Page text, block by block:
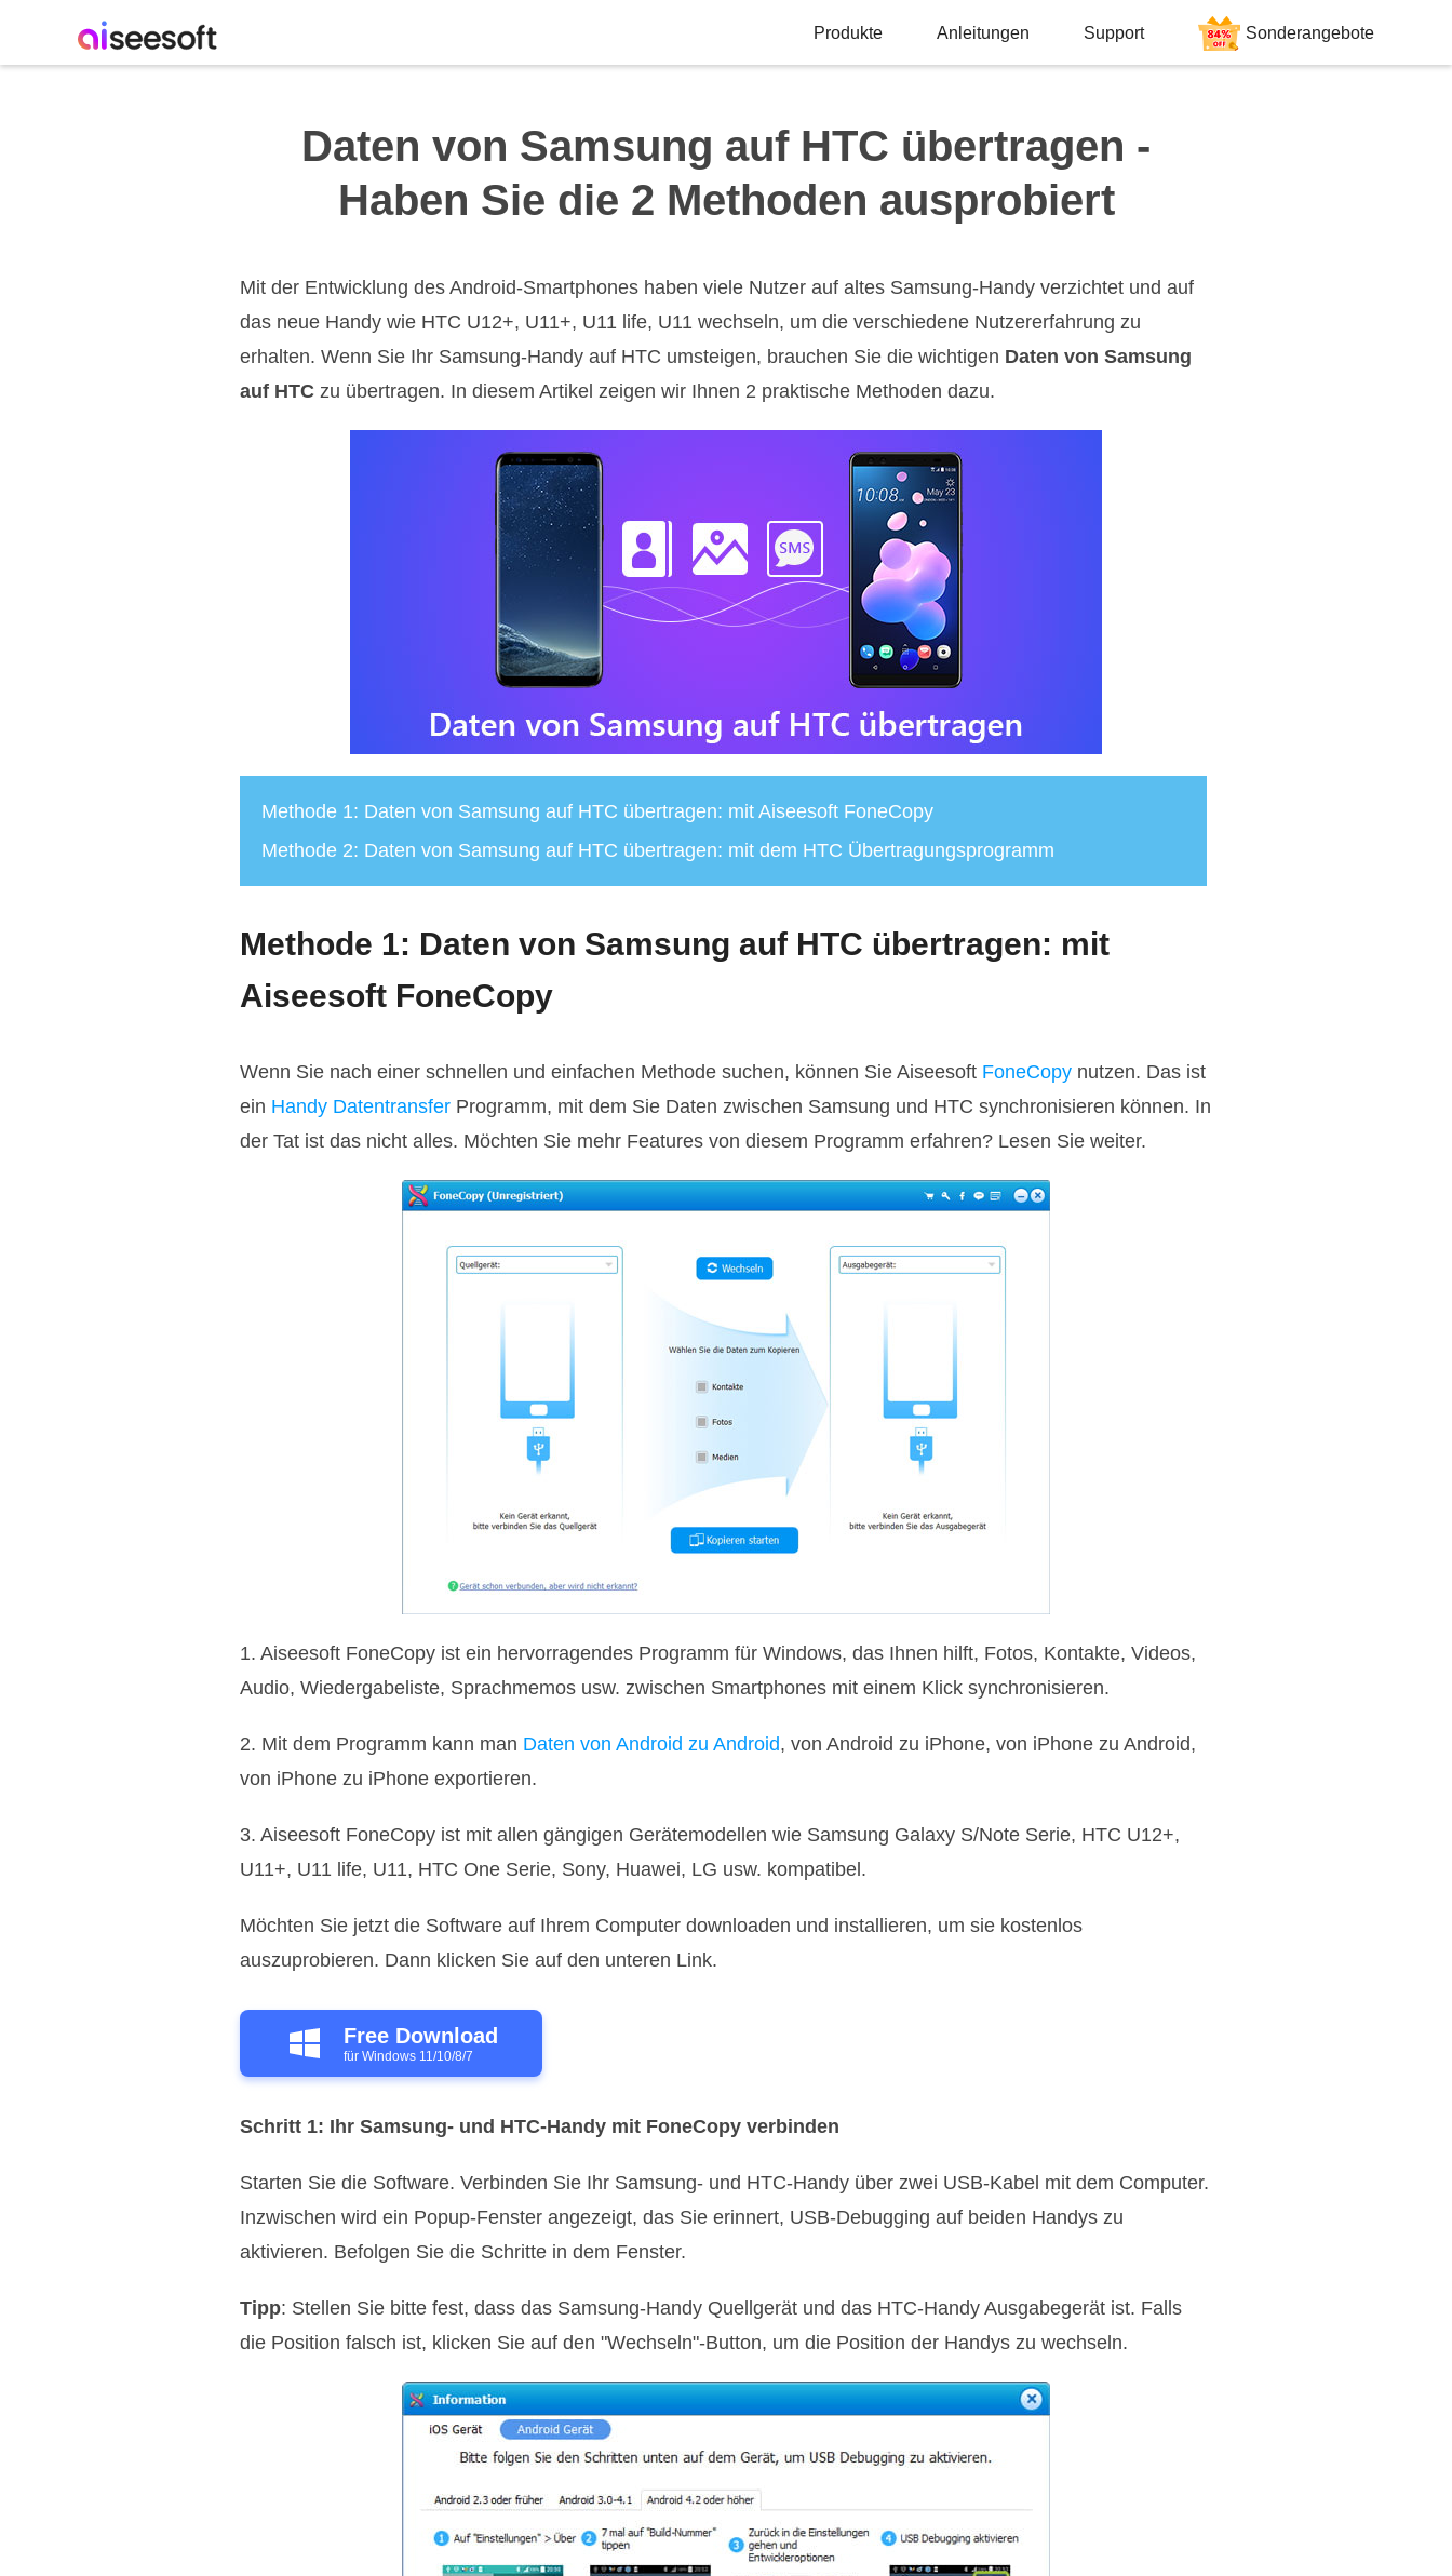
Produkte Anleitungen Support Sonderangebote
Daten von Samsung auf HTC übertragen -
Haben Sie die 2 Methoden ausprobiert
Mit der Entwicklung des Android-Smartphones haben viele Nutzer auf altes Samsung-Handy verzichtet und auf
das neue Handy wie HTC U12+, U11+, U11 life, U11 wechseln, um die verschiedene Nutzererfahrung zu
erhalten. Wenn Sie Ihr Samsung-Handy auf HTC umsteigen, brauchen Sie die wichtigen Daten von Samsung
auf HTC zu übertragen. In diesem Artikel zeigen wir Ihnen 2 praktische Methoden dazu.
Methode 1: Daten von Samsung auf HTC übertragen: mit Aiseesoft FoneCopy
Methode 2: Daten von Samsung auf HTC übertragen: mit dem HTC Übertragungsprogramm
Methode 1: Daten von Samsung auf HTC übertragen: mit
Aiseesoft FoneCopy
Wenn Sie nach einer schnellen und einfachen Methode suchen, können Sie Aiseesoft FoneCopy nutzen. Das ist
ein Handy Datentransfer Programm, mit dem Sie Daten zwischen Samsung und HTC synchronisieren können. In
der Tat ist das nicht alles. Möchten Sie mehr Features von diesem Programm erfahren? Lesen Sie weiter.
1. Aiseesoft FoneCopy ist ein hervorragendes Programm für Windows, das Ihnen hilft, Fotos, Kontakte, Videos,
Audio, Wiedergabeliste, Sprachmemos usw. zwischen Smartphones mit einem Klick synchronisieren.
2. Mit dem Programm kann man Daten von Android zu Android, von Android zu iPhone, von iPhone zu Android,
von iPhone zu iPhone exportieren.
3. Aiseesoft FoneCopy ist mit allen gängigen Gerätemodellen wie Samsung Galaxy S/Note Serie, HTC U12+,
U11+, U11 life, U11, HTC One Serie, Sony, Huawei, LG usw. kompatibel.
Möchten Sie jetzt die Software auf Ihrem Computer downloaden und installieren, um sie kostenlos
auszuprobieren. Dann klicken Sie auf den unteren Link.
Free Download
für Windows 11/10/8/7
Schritt 1: Ihr Samsung- und HTC-Handy mit FoneCopy verbinden
Starten Sie die Software. Verbinden Sie Ihr Samsung- und HTC-Handy über zwei USB-Kabel mit dem Computer.
Inzwischen wird ein Popup-Fenster angezeigt, das Sie erinnert, USB-Debugging auf beiden Handys zu
aktivieren. Befolgen Sie die Schritte in dem Fenster.
Tipp: Stellen Sie bitte fest, dass das Samsung-Handy Quellgerät und das HTC-Handy Ausgabegerät ist. Falls
die Position falsch ist, klicken Sie auf den "Wechseln"-Button, um die Position der Handys zu wechseln.